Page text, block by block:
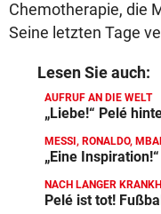
Chemotherapie, die
Seine letzten Tage
Lesen Sie auch:
AUFRUF AN DIE WELT
„Liebe!“ Pelé
MESSI, RONALDO,
„Eine
NACH LANGER
Pelé ist tot!